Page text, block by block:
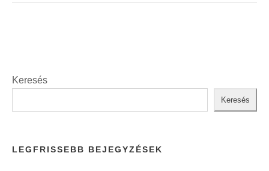
Keresés
Keresés
LEGFRISSEBB BEJEGYZÉSEK